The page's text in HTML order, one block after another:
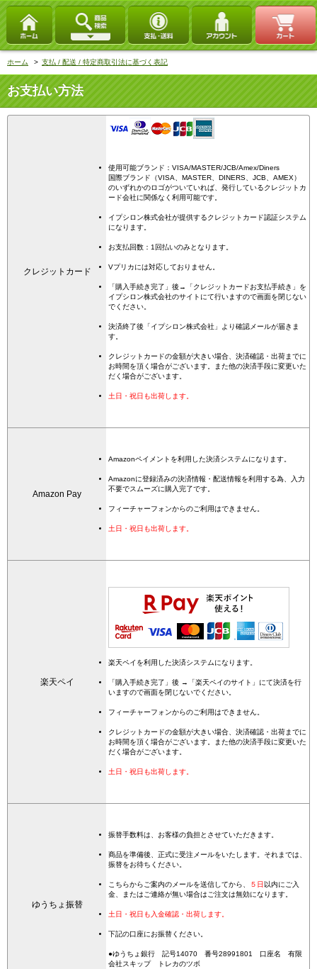
ホーム > 支払 / 配送 / 特定商取引法に基づく表記
お支払い方法
クレジットカード
使用可能ブランド：VISA/MASTER/JCB/Amex/Diners
国際ブランド（VISA、MASTER、DINERS、JCB、AMEX）
のいずれかのロゴがついていれば、発行しているクレジットカ
ード会社に関係なく利用可能です。
イプシロン株式会社が提供するクレジットカード認証システム
になります。
お支払回数：1回払いのみとなります。
Vプリカには対応しておりません。
「購入手続き完了」後→「クレジットカードお支払手続き」を
イプシロン株式会社のサイトにて行いますので画面を閉じない
でください。
決済終了後「イプシロン株式会社」より確認メールが届きま
す。
クレジットカードの金額が大きい場合、決済確認・出荷までに
お時間を頂く場合がございます。また他の決済手段に変更いた
だく場合がございます。
土日・祝日も出荷します。
Amazon Pay
Amazonペイメントを利用した決済システムになります。
Amazonに登録済みの決済情報・配送情報を利用する為、入力
不要でスムーズに購入完了です。
フィーチャーフォンからのご利用はできません。
土日・祝日も出荷します。
楽天ペイ
楽天ペイを利用した決済システムになります。
「購入手続き完了」後 →「楽天ペイのサイト」にて決済を行
いますので画面を閉じないでください。
フィーチャーフォンからのご利用はできません。
クレジットカードの金額が大きい場合、決済確認・出荷までに
お時間を頂く場合がございます。また他の決済手段に変更いた
だく場合がございます。
土日・祝日も出荷します。
ゆうちょ振替
振替手数料は、お客様の負担とさせていただきます。
商品を準備後、正式に受注メールをいたします。それまでは、
振替をお待ちください。
こちらからご案内のメールを送信してから、 ５日 以内にご入
金、またはご連絡が無い場合はご注文は無効になります。
土日・祝日も入金確認・出荷します。
下記の口座にお振替ください。
●ゆうちょ銀行 記号14070 番号28991801 口座名 有限
会社スキップ トレカのツボ